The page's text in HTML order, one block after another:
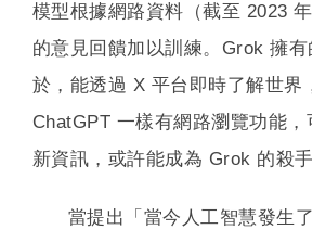
模型根據網路資料（截至 2023
的意見回饋加以訓練。Grok 擁
於，能透過 X 平台即時了解世界
ChatGPT 一樣有網路瀏覽功能，
新資訊，或許能成為 Grok 的殺手
當提出「當今人工智慧發生